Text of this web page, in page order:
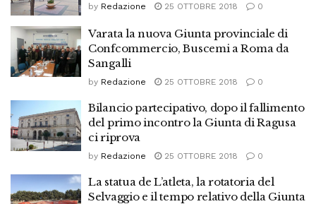
by Redazione 25 OTTOBRE 2018 0
Varata la nuova Giunta provinciale di
Confcommercio, Buscemi a Roma da
Sangalli
by Redazione 25 OTTOBRE 2018 0
Bilancio partecipativo, dopo il fallimento
del primo incontro la Giunta di Ragusa
ci riprova
by Redazione 25 OTTOBRE 2018 0
La statua de L’atleta, la rotatoria del
Selvaggio e il tempo relativo della Giunta